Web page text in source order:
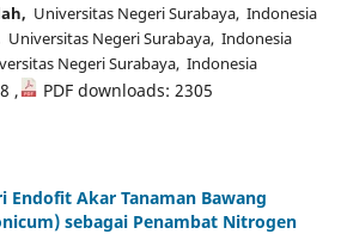
Universitas Negeri Surabaya, Indonesia
Universitas Negeri Surabaya, Indonesia
Negeri Surabaya, Indonesia
, PDF downloads: 2305
Endofit Akar Tanaman Bawang
sebagai Penambat Nitrogen